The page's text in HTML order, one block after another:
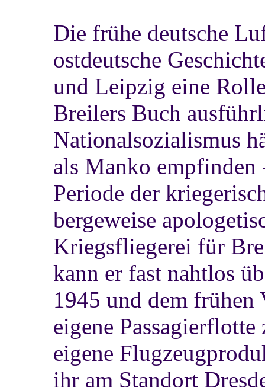
Die frühe deutsche
ostdeutsche
und Leipzig eine
Breilers Buch
Nationalsozialismus
als Manko empfinden
Periode der
bergeweise
Kriegsfliegerei für
kann er fast nahtlos
1945 und dem frühen
eigene
eigene
ihr am Standort